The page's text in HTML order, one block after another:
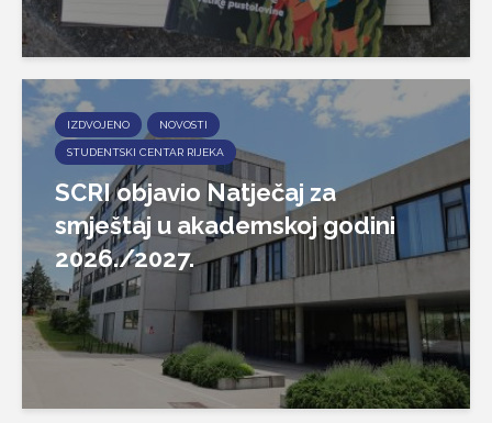
IZDVOJENO NOVOSTI
STUDENTSKI CENTAR RIJEKA
SCRI objavio Natječaj za
smještaj u akademskoj godini
2026./2027.